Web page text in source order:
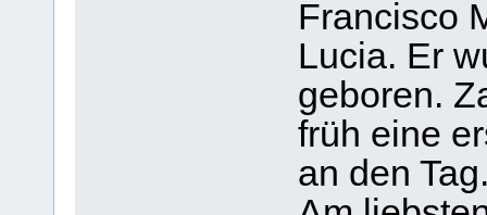
Francisco
Lucia. Er
geboren.
früh eine
an den